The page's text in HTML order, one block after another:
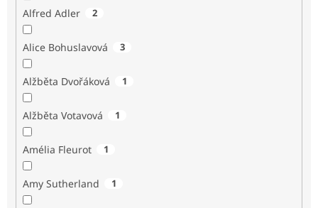
Alfred Adler 2
Alice Bohuslavová 3
Alžběta Dvořáková 1
Alžběta Votavová 1
Amélia Fleurot 1
Amy Sutherland 1